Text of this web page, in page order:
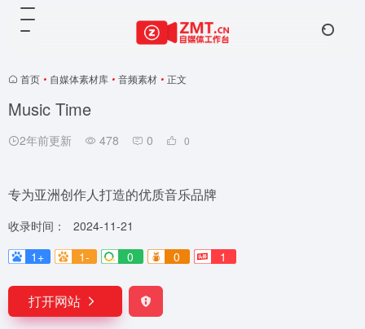
首页 • 自媒体素材库 • 音频素材 • 正文
Music Time
2年前更新 478 0 0
专为亚洲创作人打造的优质音乐品牌
收录时间：
2024-11-21
1+
1- 0 0 1
打开网站